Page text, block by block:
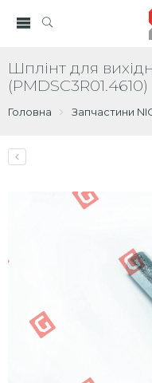
Шплінт для
(PMDSC3R01.4610)
Головна Запчастини